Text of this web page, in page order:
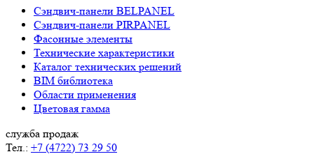
Сэндвич-панели BELPANEL
Сэндвич-панели PIRPANEL
Фасонные элементы
Технические характеристики
Каталог технических решений
BIM библиотека
Области применения
Цветовая гамма
служба продаж
Тел.: +7 (4722) 73 29 50